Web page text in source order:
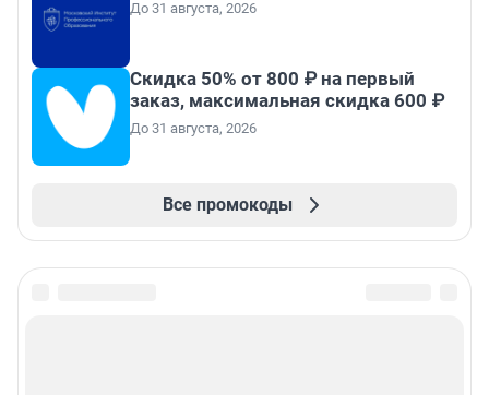
До 31 августа, 2026
Скидка 50% от 800 ₽ на первый
заказ, максимальная скидка 600 ₽
До 31 августа, 2026
Все промокоды